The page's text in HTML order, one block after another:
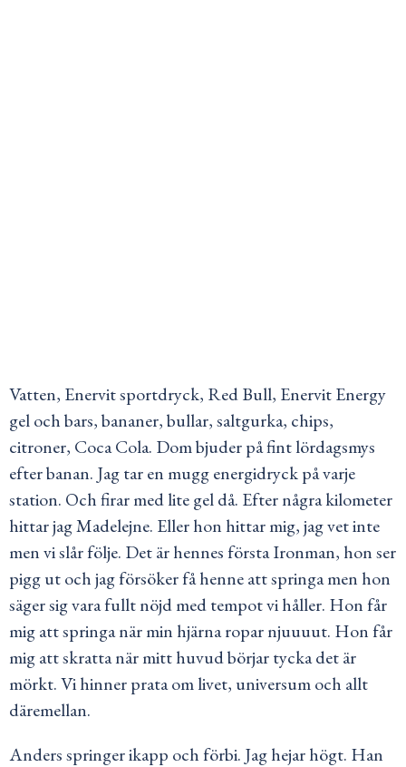
Vatten, Enervit sportdryck, Red Bull, Enervit Energy
gel och bars, bananer, bullar, saltgurka, chips,
citroner, Coca Cola. Dom bjuder på fint lördagsmys
efter banan. Jag tar en mugg energidryck på varje
station. Och firar med lite gel då. Efter några kilometer
hittar jag Madelejne. Eller hon hittar mig, jag vet inte
men vi slår följe. Det är hennes första Ironman, hon ser
pigg ut och jag försöker få henne att springa men hon
säger sig vara fullt nöjd med tempot vi håller. Hon får
mig att springa när min hjärna ropar njuuuut. Hon får
mig att skratta när mitt huvud börjar tycka det är
mörkt. Vi hinner prata om livet, universum och allt
däremellan.
Anders springer ikapp och förbi. Jag hejar högt. Han